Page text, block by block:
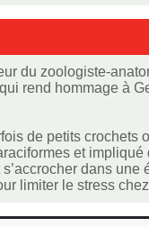
du zoologiste-
rend hommage à
de petits
et
dans
limiter le stress